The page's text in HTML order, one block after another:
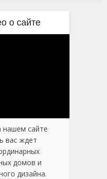
о сайте
нашем сайте
вас ждет
домов и
дизайна.